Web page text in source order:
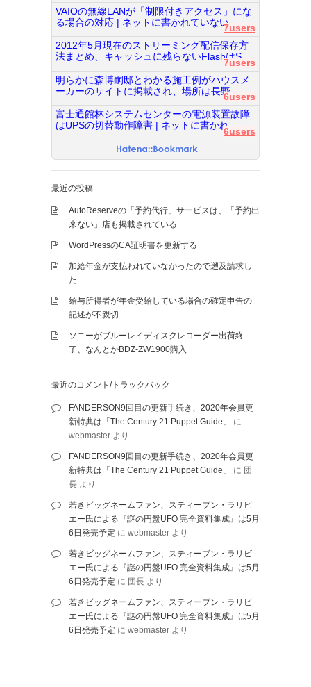
VAIOの無線LANが「制限付きアクセス」にな
る場合の対応 | ネットに書かれていない...
7users
2012年5月現在のストリーミング配信保存方
法まとめ、キャッシュに残らないFlashはS...
7users
明らかに森博嗣邸とわかる施工例がハウスメ
ーカーのサイトに掲載され、場所は長野...
6users
富士通館林システムセンターの電源装置故障
はUPSの切替動作障害 | ネットに書かれ...
6users
最近の投稿
AutoReserveの「予約代行」サービスは、「予約出
来ない」店も掲載されている
WordPressのCA証明書を更新する
加給年金が支払われていなかったので遡及請求し
た
給与所得者が年金受給している場合の確定申告の
記述が不親切
ソニーがブルーレイディスクレコーダー出荷終
了、なんとかBDZ-ZW1900購入
最近のコメント/トラックバック
FANDERSON9回目の更新手続き、2020年会員更
新特典は「The Century 21 Puppet Guide」
に
webmaster より
FANDERSON9回目の更新手続き、2020年会員更
新特典は「The Century 21 Puppet Guide」
に 団
長 より
若きビッグネームファン、スティーブン・ラリビ
エー氏による『謎の円盤UFO 完全資料集成』は5月
6日発売予定 に webmaster より
若きビッグネームファン、スティーブン・ラリビ
エー氏による『謎の円盤UFO 完全資料集成』は5月
6日発売予定 に 団長 より
若きビッグネームファン、スティーブン・ラリビ
エー氏による『謎の円盤UFO 完全資料集成』は5月
6日発売予定 に webmaster より